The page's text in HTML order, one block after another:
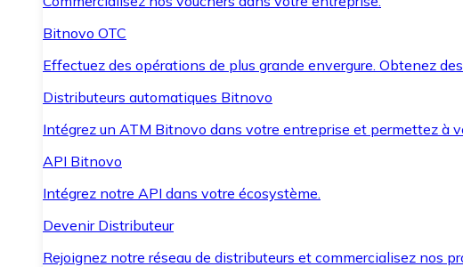
Bitnovo OTC
Effectuez des opérations de plus grande envergure. Obtenez
Distributeurs automatiques Bitnovo
Intégrez un ATM Bitnovo dans votre entreprise et permettez à
API Bitnovo
Intégrez notre API dans votre écosystème.
Devenir Distributeur
Rejoignez notre réseau de distributeurs et commercialisez nos